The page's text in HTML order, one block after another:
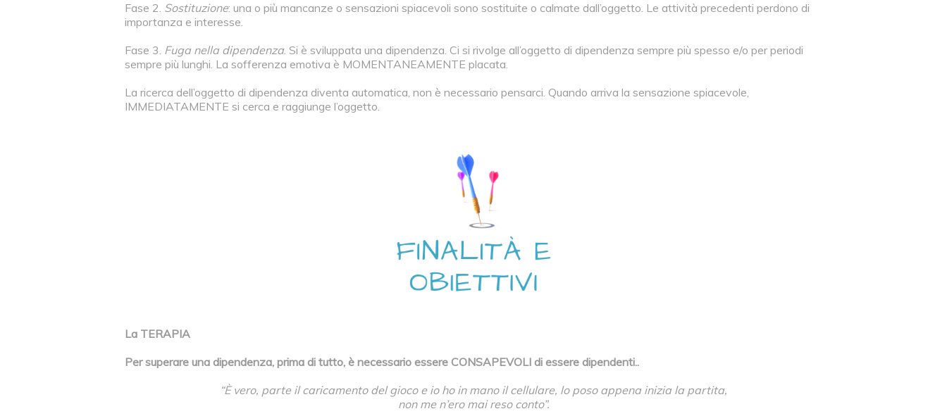
Fase 2. Sostituzione: una o più mancanze o sensazioni spiacevoli sono sostituite o calmate dall’oggetto. Le attività precedenti perdono di
importanza e interesse.
Fase 3. Fuga nella dipendenza. Si è sviluppata una dipendenza. Ci si rivolge all’oggetto di dipendenza sempre più spesso e/o per periodi
sempre più lunghi. La sofferenza emotiva è MOMENTANEAMENTE placata.
La ricerca dell’oggetto di dipendenza diventa automatica, non è necessario pensarci. Quando arriva la sensazione spiacevole,
IMMEDIATAMENTE si cerca e raggiunge l’oggetto.
La TERAPIA
Per superare una dipendenza, prima di tutto, è necessario essere CONSAPEVOLI di essere dipendenti..
“È vero, parte il caricamento del gioco e io ho in mano il cellulare, lo poso appena inizia la partita,
non me n’ero mai reso conto”.